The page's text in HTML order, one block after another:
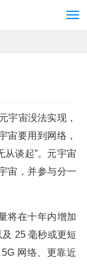
宇宙没法实现，
宙要用到网络，
从谈起”。元宇宙
宙，并参与分一
将在十年内增加
25 毫秒或更短
网络、更靠近